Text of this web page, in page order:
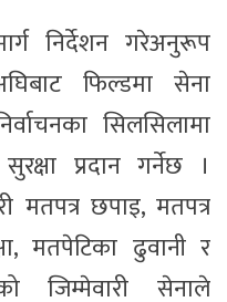
निर्देशन गरेअनुरूप
फिल्डमा सेना
सिलसिलामा
प्रदान गर्नेछ ।
मतपत्र छपाइ, मतपत्र
मतपेटिका ढुवानी र
जिम्मेवारी सेनाले